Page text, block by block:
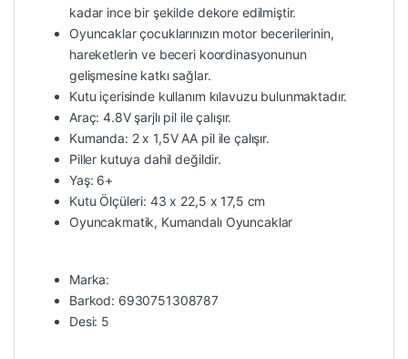
kadar ince bir şekilde dekore edilmiştir.
Oyuncaklar çocuklarınızın motor becerilerinin,
hareketlerin ve beceri koordinasyonunun
gelişmesine katkı sağlar.
Kutu içerisinde kullanım kılavuzu bulunmaktadır.
Araç: 4.8V şarjlı pil ile çalışır.
Kumanda: 2 x 1,5V AA pil ile çalışır.
Piller kutuya dahil değildir.
Yaş: 6+
Kutu Ölçüleri: 43 x 22,5 x 17,5 cm
Oyuncakmatik, Kumandalı Oyuncaklar
Marka:
Barkod: 6930751308787
Desi: 5